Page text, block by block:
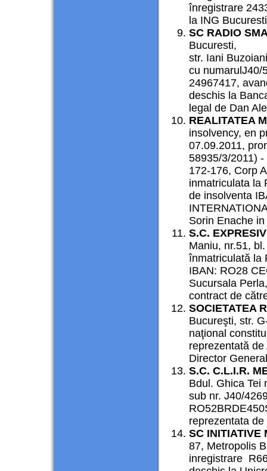
înregistrare
la ING
SC RADIO
Bucuresti,
str. Iani
cu numarulJ40/
24967417,
deschis la
legal de Dan
REALITATEA
insolvency, en
07.09.2011,
58935/3/2011)
172-176, Corp
inmatriculata la
de insolventa
Sorin Enache
S.C.
Maniu, nr.51,
înmatriculată la
IBAN: RO28
Sucursala
contract de
SOCIETATEA
Bucureşti, str.
naţional
reprezentată
Director
S.C. C.L.I.R.
Bdul. Ghica Tei
sub nr. J40/
reprezentata
SC INITIATIVE
87, Metropolis
inregistrare